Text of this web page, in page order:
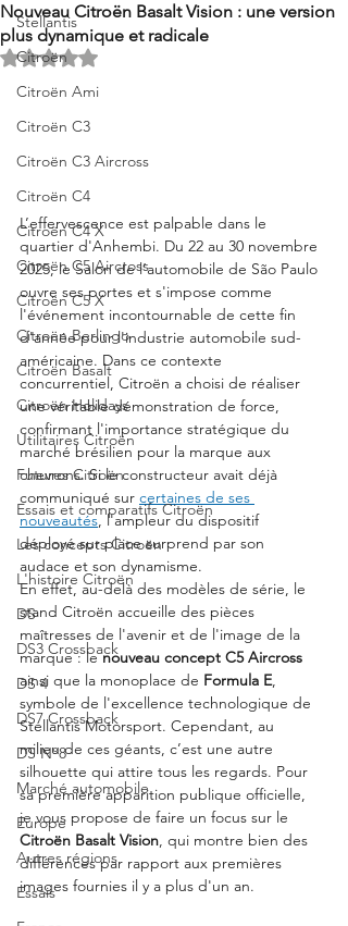
Stellantis
Citroën
Citroën Ami
Citroën C3
Citroën C3 Aircross
Citroën C4
Citroën C4 X
Citroën C5 Aircross
Citroën C5 X
Citroën Berlingo
Citroën Basalt
Citroën Holidays
Utilitaires Citroën
Futures Citroën
Essais et comparatifs Citroën
Les concepts Citroën
L'histoire Citroën
DS
DS3 Crossback
DS 4
DS7 Crossback
DS N°8
Marché automobile
Europe
Autres régions
Essais
Nouveau Citroën Basalt Vision : une version
plus dynamique et radicale
Noté NaN étoiles sur 5.
L’effervescence est palpable dans le
quartier d'Anhembi. Du 22 au 30 novembre
2025, le Salon de l’automobile de São Paulo
ouvre ses portes et s'impose comme
l'événement incontournable de cette fin
d'année pour l'industrie automobile sud-
américaine. Dans ce contexte
concurrentiel, Citroën a choisi de réaliser
une véritable démonstration de force,
confirmant l'importance stratégique du
marché brésilien pour la marque aux
chevrons. Si le constructeur avait déjà
communiqué sur certaines de ses
nouveautés, l'ampleur du dispositif
déployé sur place surprend par son
audace et son dynamisme.
En effet, au-delà des modèles de série, le
stand Citroën accueille des pièces
maîtresses de l'avenir et de l'image de la
marque : le nouveau concept C5 Aircross
ainsi que la monoplace de Formula E,
symbole de l'excellence technologique de
Stellantis Motorsport. Cependant, au
milieu de ces géants, c’est une autre
silhouette qui attire tous les regards. Pour
sa première apparition publique officielle,
je vous propose de faire un focus sur le
Citroën Basalt Vision, qui montre bien des
différences par rapport aux premières
images fournies il y a plus d'un an.